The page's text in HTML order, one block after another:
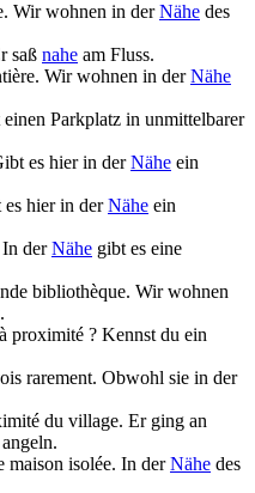
Wir wohnen in derNähe des
saß nahe am Fluss.
Wir wohnen in derNähe
Parkplatz in unmittelbarer
es hier in derNähe ein
es hier in derNähe ein
In derNähe gibt es eine
bibliothèque. Wir wohnen
proximité ? Kennst du ein
rarement. Obwohl sie in der
du village. Er ging an
maison isolée. In derNähe des